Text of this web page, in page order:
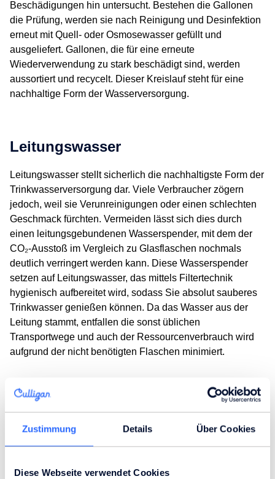
Zustimmung Details Über Cookies
Diese Webseite verwendet Cookies
Beschädigungen hin untersucht. Bestehen die Gallonen
die Prüfung, werden sie nach Reinigung und Desinfektion
erneut mit Quell- oder Osmosewasser gefüllt und
ausgeliefert. Gallonen, die für eine erneute
Wiederverwendung zu stark beschädigt sind, werden
aussortiert und recycelt. Dieser Kreislauf steht für eine
nachhaltige Form der Wasserversorgung.
Leitungswasser
Leitungswasser stellt sicherlich die nachhaltigste Form der
Trinkwasserversorgung dar. Viele Verbraucher zögern
jedoch, weil sie Verunreinigungen oder einen schlechten
Geschmack fürchten. Vermeiden lässt sich dies durch
einen leitungsgebundenen Wasserspender, mit dem der
CO₂-Ausstoß im Vergleich zu Glasflaschen nochmals
deutlich verringert werden kann. Diese Wasserspender
setzen auf Leitungswasser, das mittels Filtertechnik
hygienisch aufbereitet wird, sodass Sie absolut sauberes
Trinkwasser genießen können. Da das Wasser aus der
Leitung stammt, entfallen die sonst üblichen
Transportwege und auch der Ressourcenverbrauch wird
aufgrund der nicht benötigten Flaschen minimiert.
Recycling: das sind die
Unterschiede